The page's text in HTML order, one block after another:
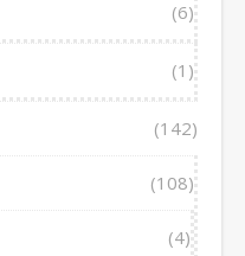
(6)
(1)
(142)
(108)
(4)